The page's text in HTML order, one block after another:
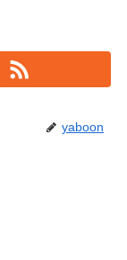
yaboon